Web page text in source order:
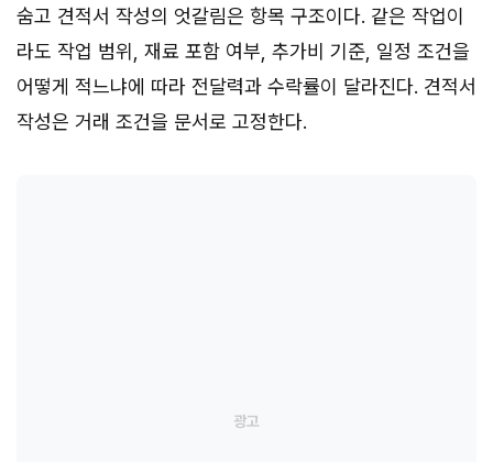
숨고 견적서 작성의 엇갈림은 항목 구조이다. 같은 작업이
라도 작업 범위, 재료 포함 여부, 추가비 기준, 일정 조건을
어떻게 적느냐에 따라 전달력과 수락률이 달라진다. 견적서
작성은 거래 조건을 문서로 고정한다.